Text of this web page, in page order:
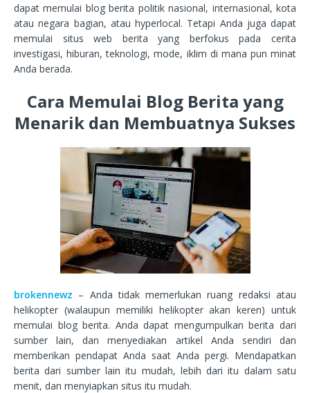
dapat memulai blog berita politik nasional, internasional, kota
atau negara bagian, atau hyperlocal. Tetapi Anda juga dapat
memulai situs web berita yang berfokus pada cerita
investigasi, hiburan, teknologi, mode, iklim di mana pun minat
Anda berada.
Cara Memulai Blog Berita yang
Menarik dan Membuatnya Sukses
brokennewz – Anda tidak memerlukan ruang redaksi atau
helikopter (walaupun memiliki helikopter akan keren) untuk
memulai blog berita. Anda dapat mengumpulkan berita dari
sumber lain, dan menyediakan artikel Anda sendiri dan
memberikan pendapat Anda saat Anda pergi. Mendapatkan
berita dari sumber lain itu mudah, lebih dari itu dalam satu
menit, dan menyiapkan situs itu mudah.